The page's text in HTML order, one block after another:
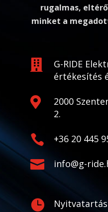
rugalmas,
minket a

G-RIDE
értékesítés

2000
2.
 +36 20 445
 info@g-
 Nyitvatartás